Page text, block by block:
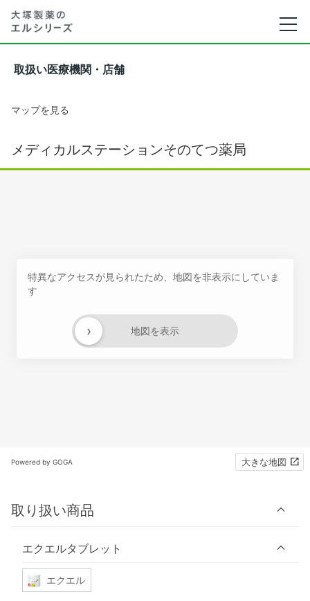
取扱い医療機関・店舗
マップを見る
メディカルステーションそのてつ薬局
特異なアクセスが見られたため、地図を非表示にしていま
す
地図を表示
›
Powered by GOGA 大きな地図
取り扱い商品
エクエルタブレット
エクエル